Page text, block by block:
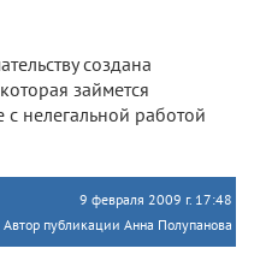
создана
займется
нелегальной работой
9 февраля 2009 г. 17:48
Автор публикации Анна Полупанова